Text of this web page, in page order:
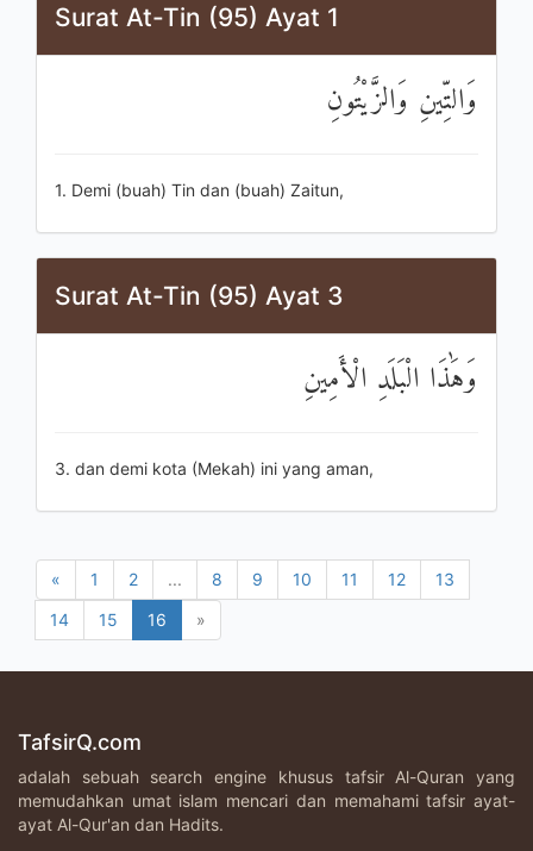
Surat At-Tin (95) Ayat 1
وَالتِّينِ وَالزَّيْتُونِ
1. Demi (buah) Tin dan (buah) Zaitun,
Surat At-Tin (95) Ayat 3
وَهَٰذَا الْبَلَدِ الْأَمِينِ
3. dan demi kota (Mekah) ini yang aman,
« 1 2 ... 8 9 10 11 12
13
14
15 16 »
TafsirQ.com
adalah sebuah search engine khusus tafsir Al-Quran yang
memudahkan umat islam mencari dan memahami tafsir ayat-
ayat Al-Qur'an dan Hadits.